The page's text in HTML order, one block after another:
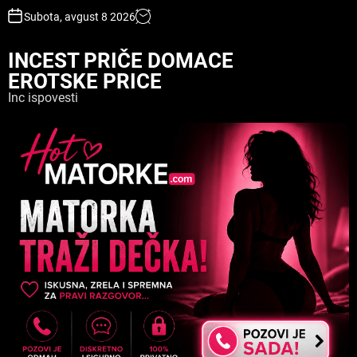
Subota, avgust 8 2026
INCEST PRIČE DOMACE
EROTSKE PRICE
Inc ispovesti